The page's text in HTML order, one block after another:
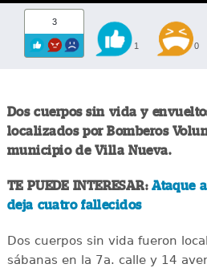
3
1 0
Dos cuerpos sin vida y
localizados por Bomberos
municipio de Villa Nueva.
TE PUEDE INTERESAR:Ataque
deja cuatro fallecidos
Dos cuerpos sin vida fueron
sábanas en la 7a. calle y 14